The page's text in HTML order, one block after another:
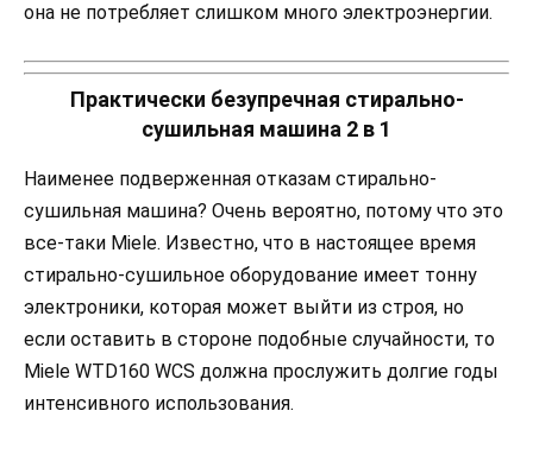
она не потребляет слишком много электроэнергии.
Практически безупречная стирально-
сушильная машина 2 в 1
Наименее подверженная отказам стирально-
сушильная машина? Очень вероятно, потому что это
все-таки Miele. Известно, что в настоящее время
стирально-сушильное оборудование имеет тонну
электроники, которая может выйти из строя, но
если оставить в стороне подобные случайности, то
Miele WTD160 WCS должна прослужить долгие годы
интенсивного использования.